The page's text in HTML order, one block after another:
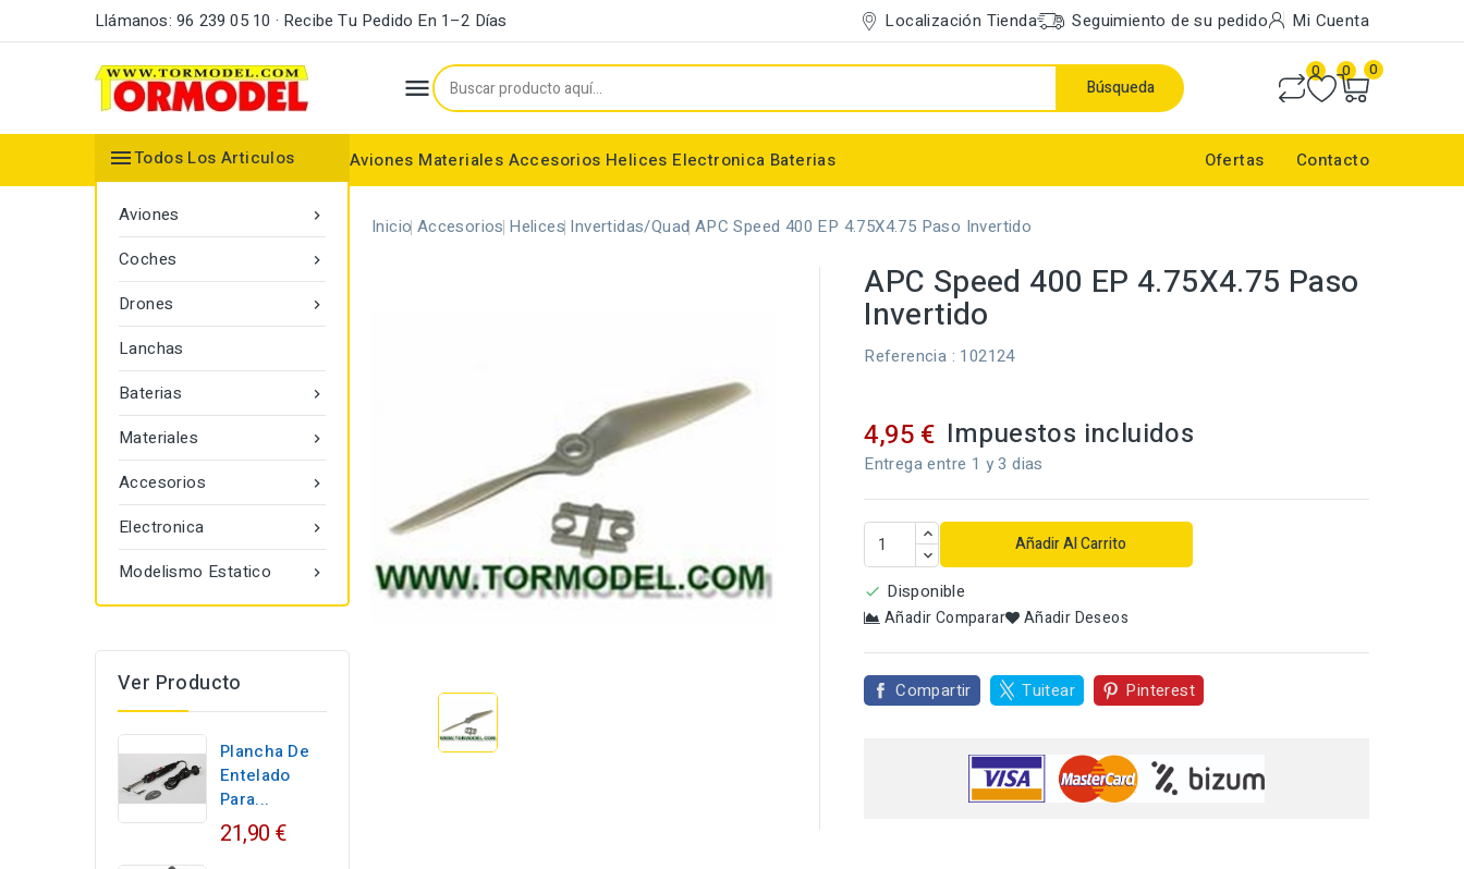
Llámanos: 96 239 05 10 · Recibe Tu Pedido En 1–2 Días Localización Tienda Seguimiento de su pedido Mi Cuenta
 Búsqueda
0 0 0
Aviones Materiales Accesorios Helices Electronica Baterias Ofertas Contacto
Todos Los Articulos

Aviones

Coches

Drones
Lanchas

Baterias

Materiales

Accesorios

Electronica

Modelismo Estatico
Ver Producto
Plancha De
Entelado
Para...
21,90 €
Inicio Accesorios Helices Invertidas/Quad APC Speed 400 EP 4.75X4.75 Paso Invertido
APC Speed 400 EP 4.75X4.75 Paso
Invertido
Referencia : 102124
4,95 € Impuestos incluidos
Entrega entre 1 y 3 dias
Añadir Al Carrito
 Disponible
Añadir Comparar Añadir Deseos
Compartir Tuitear Pinterest